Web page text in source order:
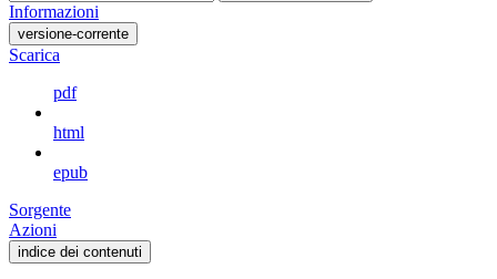
Informazioni
versione-corrente
Scarica
pdf
html
epub
Sorgente
Azioni
indice dei contenuti